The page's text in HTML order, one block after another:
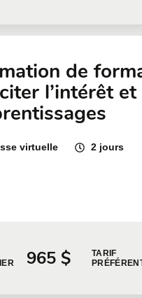
de
l’intérêt
virtuelle 2 jours
965 $
TARIF